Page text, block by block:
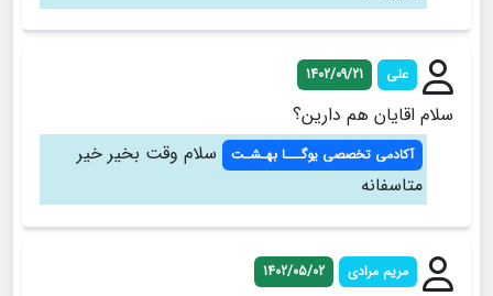
علی 1402/09/21
سلام اقایان هم دارین؟
آکادمی تخصصی یوگـــا بهـشـت
سلام وقت بخير خير
متاسفانه
مریم مرادی 1402/05/02